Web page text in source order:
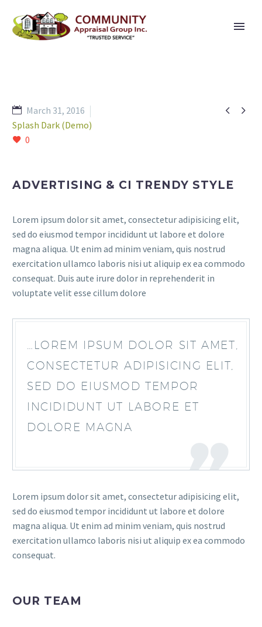
 
March 31, 2016
Splash Dark (Demo)
0
ADVERTISING & CI TRENDY STYLE
Lorem ipsum dolor sit amet, consectetur adipisicing elit,
sed do eiusmod tempor incididunt ut labore et dolore
magna aliqua. Ut enim ad minim veniam, quis nostrud
exercitation ullamco laboris nisi ut aliquip ex ea commodo
consequat. Duis aute irure dolor in reprehenderit in
voluptate velit esse cillum dolore
…LOREM IPSUM DOLOR SIT AMET,
CONSECTETUR ADIPISICING ELIT,
SED DO EIUSMOD TEMPOR
INCIDIDUNT UT LABORE ET
DOLORE MAGNA
Lorem ipsum dolor sit amet, consectetur adipisicing elit,
sed do eiusmod tempor incididunt ut labore et dolore
magna aliqua. Ut enim ad minim veniam, quis nostrud
exercitation ullamco laboris nisi ut aliquip ex ea commodo
consequat.
OUR TEAM